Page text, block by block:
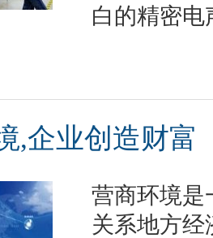
白的精密
,企业创造财富
营商环境是
关系地方